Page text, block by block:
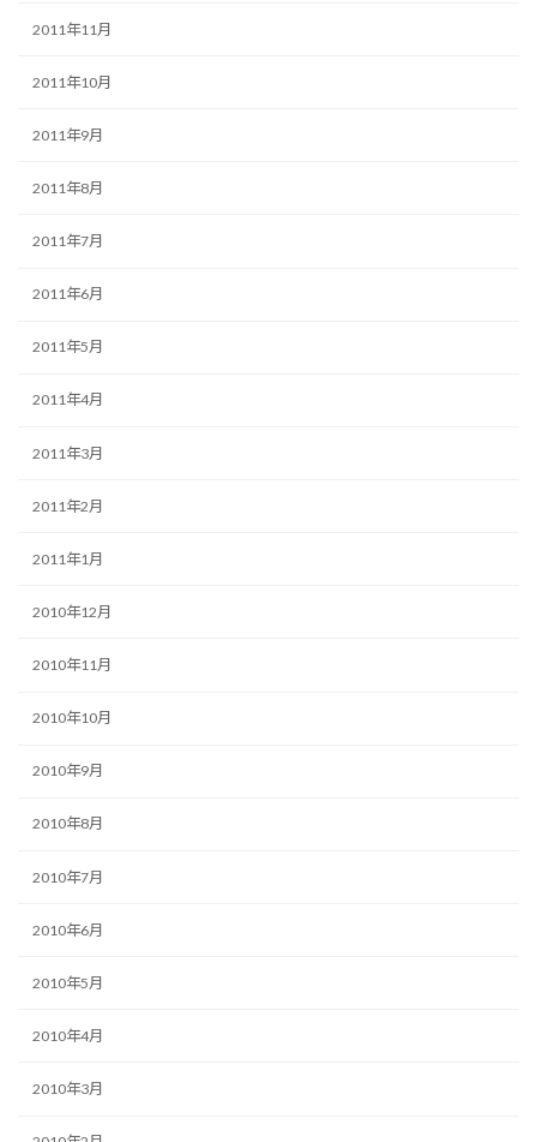
2011年11月
2011年10月
2011年9月
2011年8月
2011年7月
2011年6月
2011年5月
2011年4月
2011年3月
2011年2月
2011年1月
2010年12月
2010年11月
2010年10月
2010年9月
2010年8月
2010年7月
2010年6月
2010年5月
2010年4月
2010年3月